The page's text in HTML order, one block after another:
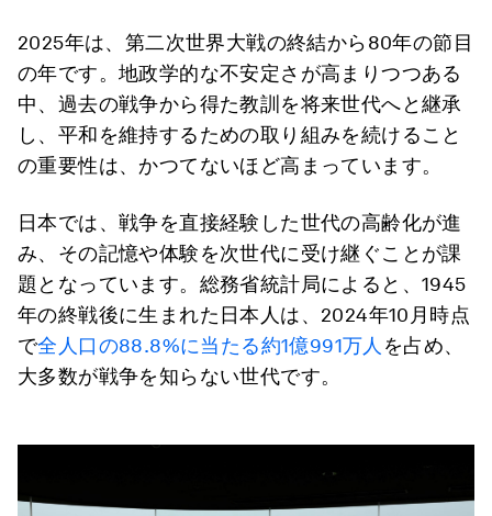
2025年は、第二次世界大戦の終結から80年の節目
の年です。地政学的な不安定さが高まりつつある
中、過去の戦争から得た教訓を将来世代へと継承
し、平和を維持するための取り組みを続けること
の重要性は、かつてないほど高まっています。
日本では、戦争を直接経験した世代の高齢化が進
み、その記憶や体験を次世代に受け継ぐことが課
題となっています。総務省統計局によると、1945
年の終戦後に生まれた日本人は、2024年10月時点
で全人口の88.8%に当たる約1億991万人 を占め、
大多数が戦争を知らない世代です。